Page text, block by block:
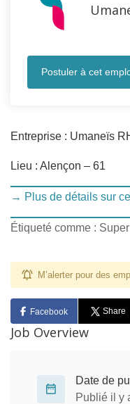
Postuler à cet
Entreprise : Umaneïs
Lieu : Alençon – 61
→ Plus de détails sur
Étiqueté comme :
M’alerter pour des
Facebook Share
Job Overview
Date de
Publié il y